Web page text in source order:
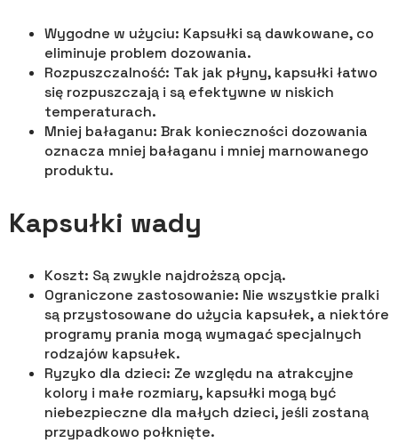
Wygodne w użyciu: Kapsułki są dawkowane, co
eliminuje problem dozowania.
Rozpuszczalność: Tak jak płyny, kapsułki łatwo
się rozpuszczają i są efektywne w niskich
temperaturach.
Mniej bałaganu: Brak konieczności dozowania
oznacza mniej bałaganu i mniej marnowanego
produktu.
Kapsułki wady
Koszt: Są zwykle najdroższą opcją.
Ograniczone zastosowanie: Nie wszystkie pralki
są przystosowane do użycia kapsułek, a niektóre
programy prania mogą wymagać specjalnych
rodzajów kapsułek.
Ryzyko dla dzieci: Ze względu na atrakcyjne
kolory i małe rozmiary, kapsułki mogą być
niebezpieczne dla małych dzieci, jeśli zostaną
przypadkowo połknięte.